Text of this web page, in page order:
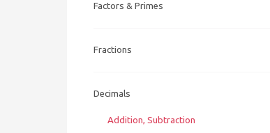
Factors & Primes
Fractions
Decimals
Addition, Subtraction